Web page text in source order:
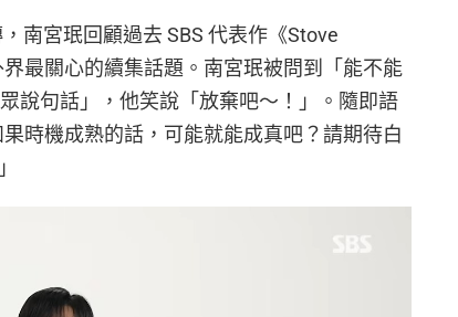
南宮珉回顧過去 SBS 代表作《Stove
最關心的續集話題。南宮珉被問到「能不能
說句話」，他笑說「放棄吧～！」。隨即語
時機成熟的話，可能就能成真吧？請期待白